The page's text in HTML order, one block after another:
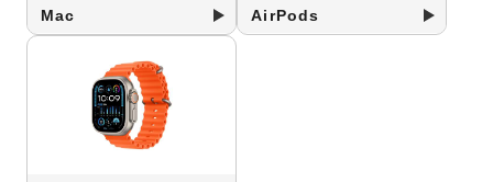
Mac AirPods